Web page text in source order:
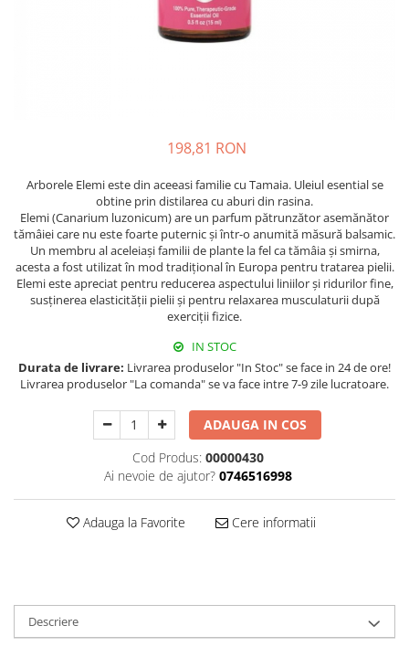
198,81 RON
Arborele Elemi este din aceeasi familie cu Tamaia. Uleiul esential se
obtine prin distilarea cu aburi din rasina.
Elemi (Canarium luzonicum) are un parfum pătrunzător asemănător
tămâiei care nu este foarte puternic și într-o anumită măsură balsamic.
Un membru al aceleiași familii de plante la fel ca tămâia și smirna,
acesta a fost utilizat în mod tradițional în Europa pentru tratarea pielii.
Elemi este apreciat pentru reducerea aspectului liniilor și ridurilor fine,
susținerea elasticității pielii și pentru relaxarea musculaturii după
exerciții fizice.
IN STOC
Durata de livrare: Livrarea produselor "In Stoc" se face in 24 de ore!
Livrarea produselor "La comanda" se va face intre 7-9 zile lucratoare.
ADAUGA IN COS
Cod Produs: 00000430
Ai nevoie de ajutor? 0746516998
Adauga la Favorite Cere informatii
Descriere